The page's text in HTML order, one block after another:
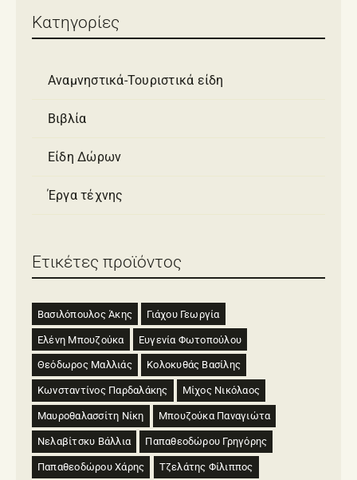
Κατηγορίες
Αναμνηστικά-Τουριστικά είδη
Βιβλία
Είδη Δώρων
Έργα τέχνης
Ετικέτες προϊόντος
Βασιλόπουλος Άκης Γιάχου Γεωργία
Ελένη Μπουζούκα Ευγενία Φωτοπούλου
Θεόδωρος Μαλλιάς Κολοκυθάς Βασίλης
Κωνσταντίνος Παρδαλάκης Μίχος Νικόλαος
Μαυροθαλασσίτη Νίκη Μπουζούκα Παναγιώτα
Νελαβίτσκυ Βάλλια Παπαθεοδώρου Γρηγόρης
Παπαθεοδώρου Χάρης Τζελάτης Φίλιππος